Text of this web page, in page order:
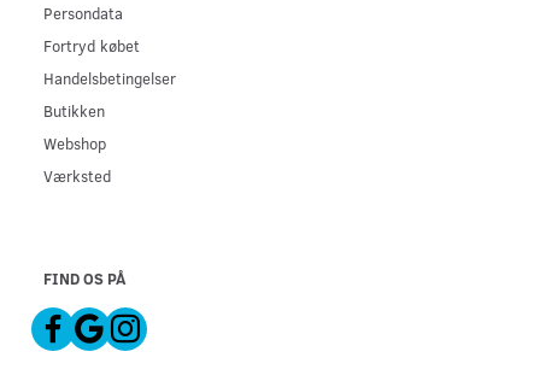
Persondata
Fortryd købet
Handelsbetingelser
Butikken
Webshop
Værksted
FIND OS PÅ